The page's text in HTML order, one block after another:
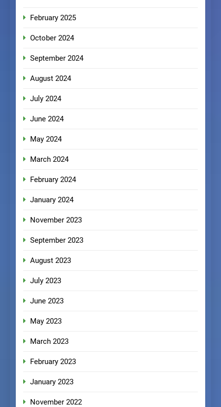
February 2025
October 2024
September 2024
August 2024
July 2024
June 2024
May 2024
March 2024
February 2024
January 2024
November 2023
September 2023
August 2023
July 2023
June 2023
May 2023
March 2023
February 2023
January 2023
November 2022